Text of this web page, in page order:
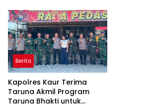
Berita
Kapolres Kaur Terima
Taruna Akmil Program
Taruna Bhakti untuk